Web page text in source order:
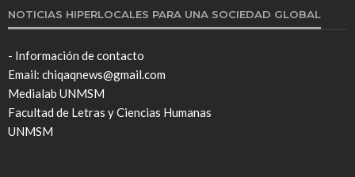
NOTICIAS HIPERLOCALES PARA UNA SOCIEDAD GLOBAL
- Información de contacto
Email: chiqaqnews@gmail.com
Medialab UNMSM
Facultad de Letras y Ciencias Humanas
UNMSM